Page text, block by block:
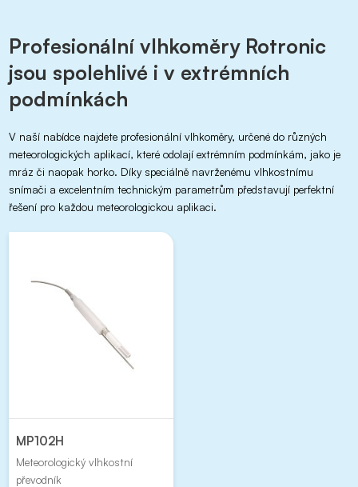
Profesionální vlhkoměry Rotronic
jsou spolehlivé i v extrémních
podmínkách
V naší nabídce najdete profesionální vlhkoměry, určené do různých
meteorologických aplikací, které odolají extrémním podmínkám, jako je
mráz či naopak horko. Díky speciálně navrženému vlhkostnímu
snímači a excelentním technickým parametrům představují perfektní
řešení pro každou meteorologickou aplikaci.
MP102H
Meteorologický vlhkostní
převodník